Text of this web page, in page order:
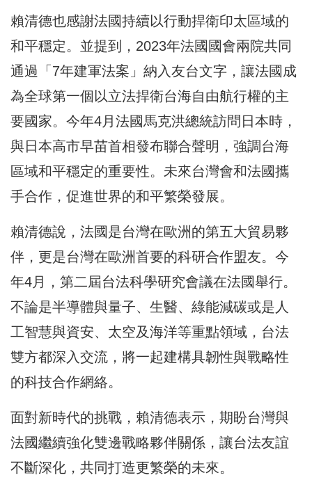
賴清德也感謝法國持續以行動捍衛印太區域的
和平穩定。並提到，2023年法國國會兩院共同
通過「7年建軍法案」納入友台文字，讓法國成
為全球第一個以立法捍衛台海自由航行權的主
要國家。今年4月法國馬克洪總統訪問日本時，
與日本高市早苗首相發布聯合聲明，強調台海
區域和平穩定的重要性。未來台灣會和法國攜
手合作，促進世界的和平繁榮發展。
賴清德說，法國是台灣在歐洲的第五大貿易夥
伴，更是台灣在歐洲首要的科研合作盟友。今
年4月，第二屆台法科學研究會議在法國舉行。
不論是半導體與量子、生醫、綠能減碳或是人
工智慧與資安、太空及海洋等重點領域，台法
雙方都深入交流，將一起建構具韌性與戰略性
的科技合作網絡。
面對新時代的挑戰，賴清德表示，期盼台灣與
法國繼續強化雙邊戰略夥伴關係，讓台法友誼
不斷深化，共同打造更繁榮的未來。